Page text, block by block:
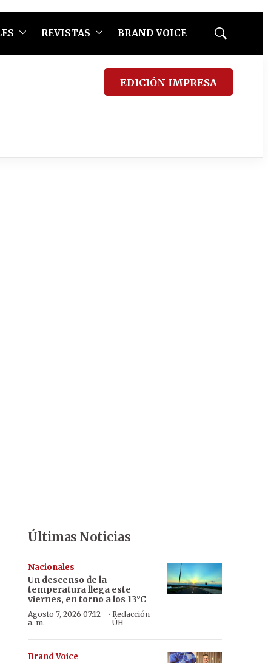
REVISTAS BRAND VOICE
Mostrar
EDICIÓN IMPRESA
Últimas Noticias
Nacionales
Un descenso de la
temperatura llega este
viernes, en torno a los 13°C
Agosto 7, 2026 07:12
a. m.
· Redacción
ÚH
Brand Voice